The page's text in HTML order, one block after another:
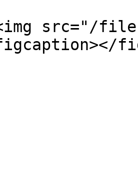
src="/files/